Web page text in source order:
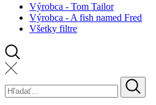
Výrobca - Tom Tailor
Výrobca - A fish named Fred
Všetky filtre